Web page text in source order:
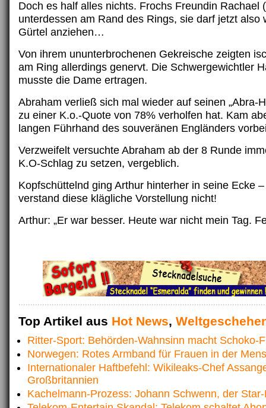
Doch es half alles nichts. Frochs Freundin Rachael
unterdessen am Rand des Rings, sie darf jetzt also
Gürtel anziehen…
Von ihrem ununterbrochenen Gekreische zeigten
am Ring allerdings genervt. Die Schwergewichtler
musste die Dame ertragen.
Abraham verließ sich mal wieder auf seinen „Abra-
zu einer K.o.-Quote von 78% verholfen hat. Kam
langen Führhand des souveränen Engländers
Verzweifelt versuchte Abraham ab der 8 Runde
K.O-Schlag zu setzen, vergeblich.
Kopfschüttelnd ging Arthur hinterher in seine Ecke
verstand diese klägliche Vorstellung nicht!
Arthur: „Er war besser. Heute war nicht mein Tag.
Top Artikel aus Hot News,
Ritter-Sport: Behörden-Wahnsinn macht Schoko-
Norwegen: Rotes Armband für Frauen in der
Internationaler Haftbefehl: Wikileaks-Chef
Großbritannien
Kachelmann-Prozess: Johann Schwenn, der